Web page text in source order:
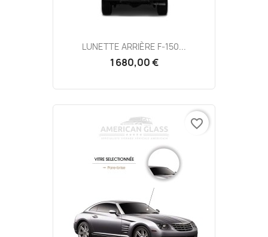
LUNETTE ARRIÈRE F-150...
1 680,00 €
favorite_border